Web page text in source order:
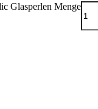
Glasperlen Menge